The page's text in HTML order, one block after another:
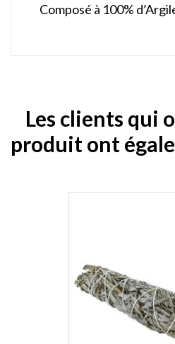
Composé à 100%
Les clients qui
produit ont